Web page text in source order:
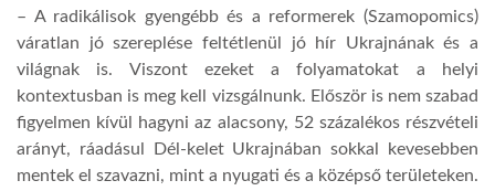
DOBRAVERO.HU
LATIMO.HU
– A radikálisok gyengébb és a reformerek (Szamopomics)
váratlan jó szereplése feltétlenül jó hír Ukrajnának és a
világnak is. Viszont ezeket a folyamatokat a helyi
kontextusban is meg kell vizsgálnunk. Először is nem szabad
figyelmen kívül hagyni az alacsony, 52 százalékos részvételi
arányt, ráadásul Dél-kelet Ukrajnában sokkal kevesebben
mentek el szavazni, mint a nyugati és a középső területeken.